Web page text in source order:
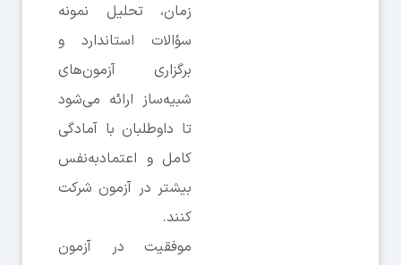
زمان، تحلیل نمونه
سؤالات استاندارد و
برگزاری آزمون‌های
شبیه‌ساز ارائه می‌شود
تا داوطلبان با آمادگی
کامل و اعتمادبه‌نفس
بیشتر در آزمون شرکت
موفقیت در آزمون